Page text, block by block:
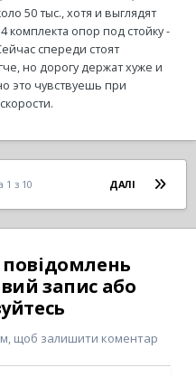
50 тыс., хотя и выглядят
опор под стойку -
спереди стоят
но дорогу держат хуже и
это чувствуешь при
ДАЛІ
1 з 10
повідомлень
запис або
щоб залишити коментар